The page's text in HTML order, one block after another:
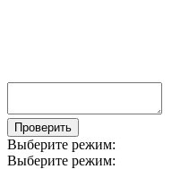
Проверить
Выберите режим:
Выберите режим: